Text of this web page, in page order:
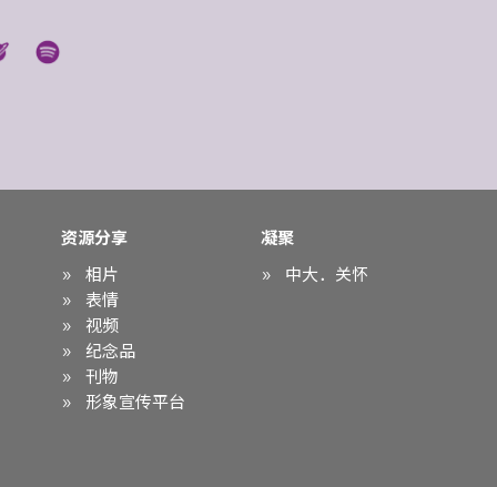
资源分享
相片
表情
视频
纪念品
刊物
形象宣传平台
凝聚
中大．关怀